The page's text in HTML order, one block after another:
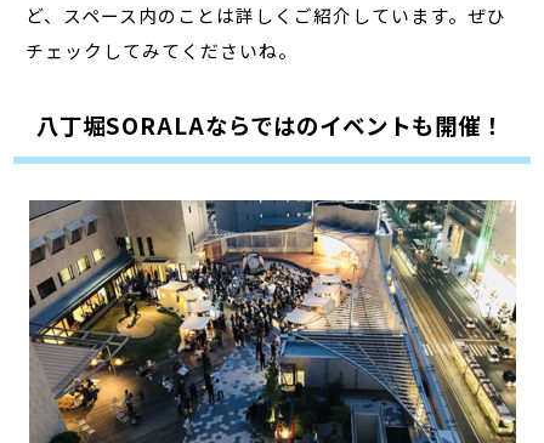
ど、スペース内のことは詳しくご紹介しています。ぜひ
チェックしてみてくださいね。
八丁堀SORALAならではのイベントも開催！